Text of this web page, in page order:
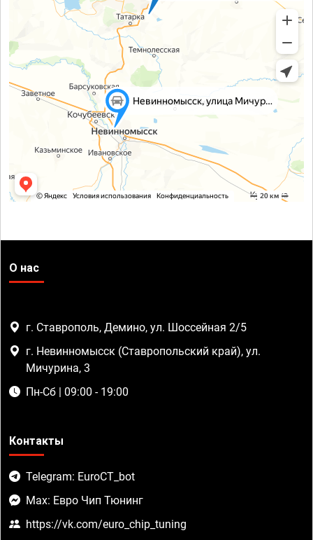
О нас
г. Ставрополь, Демино, ул. Шоссейная 2/5
г. Невинномысск (Ставропольский край), ул.
Мичурина, 3
Пн-Сб | 09:00 - 19:00
Контакты
Telegram: EuroCT_bot
Max: Евро Чип Тюнинг
https://vk.com/euro_chip_tuning